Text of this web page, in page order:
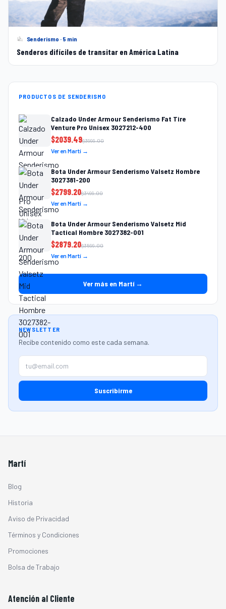
Senderismo · 5 min
Senderos difíciles de transitar en América Latina
PRODUCTOS DE SENDERISMO
Calzado Under Armour Senderismo Fat Tire
Venture Pro Unisex 3027212-400
$2039.49$3999.00
Ver en Martí →
Bota Under Armour Senderismo Valsetz Hombre
3027381-200
$2799.20$3499.00
Ver en Martí →
Bota Under Armour Senderismo Valsetz Mid
Tactical Hombre 3027382-001
$2879.20$3599.00
Ver en Martí →
Ver más en Martí →
NEWSLETTER
Recibe contenido como este cada semana.
Suscribirme
Martí
Blog
Historia
Aviso de Privacidad
Términos y Condiciones
Promociones
Bolsa de Trabajo
Atención al Cliente